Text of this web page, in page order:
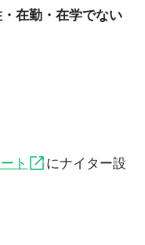
在勤・在学でない
ト
にナイター設